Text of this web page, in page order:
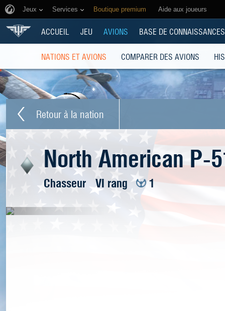
Jeux Services Boutique premium Aide aux joueurs
ACCUEIL JEU AVIONS BASE DE CONNAISSANCES
NATIONS ET AVIONS COMPARER DES AVIONS
Retour à la nation
North American P-
Chasseur VI rang 1